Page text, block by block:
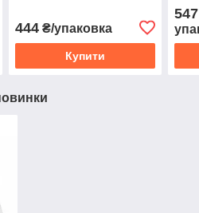
444₴/упаковка
Купити